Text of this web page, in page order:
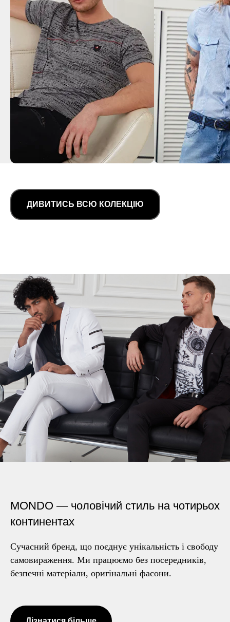
ДИВИТИСЬ ВСЮ КОЛЕКЦІЮ
MONDO — чоловічий стиль на чотирьох
континентах
Сучасний бренд, що поєднує унікальність і свободу
самовираження. Ми працюємо без посередників,
безпечні матеріали, оригінальні фасони.